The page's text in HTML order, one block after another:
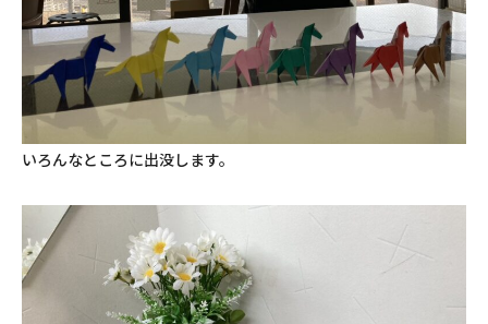
いろんなところに出没します。